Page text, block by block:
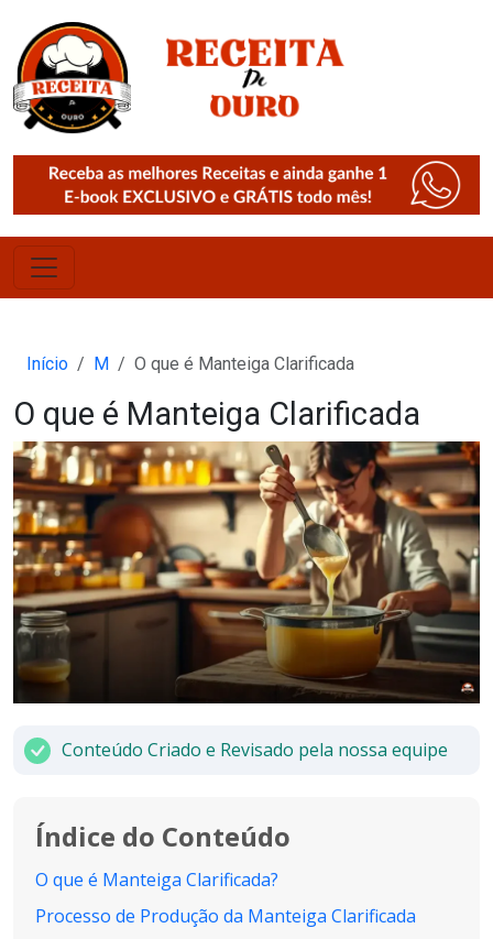
Início M O que é Manteiga Clarificada
O que é Manteiga Clarificada
Conteúdo Criado e Revisado pela nossa equipe
Índice do Conteúdo
O que é Manteiga Clarificada?
Processo de Produção da Manteiga Clarificada